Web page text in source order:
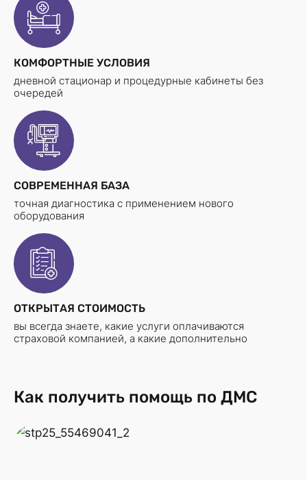
КОМФОРТНЫЕ УСЛОВИЯ
дневной стационар и процедурные кабинеты без
очередей
СОВРЕМЕННАЯ БАЗА
точная диагностика с применением нового
оборудования
ОТКРЫТАЯ СТОИМОСТЬ
вы всегда знаете, какие услуги оплачиваются
страховой компанией, а какие дополнительно
Как получить помощь по ДМС